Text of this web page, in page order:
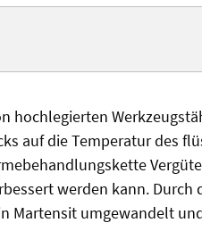
hochlegierten
auf die Temperatur des
werden kann.
Martensit umgewandelt